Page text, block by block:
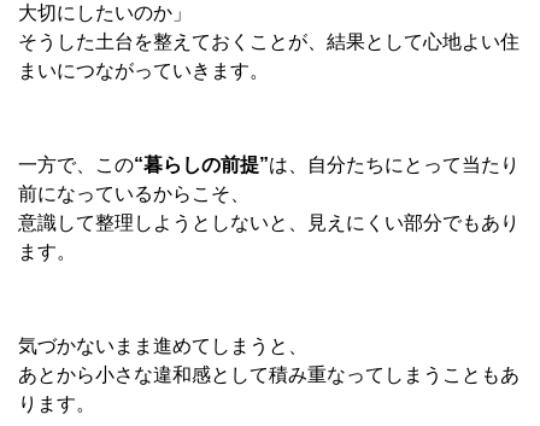
大切にしたいのか」
そうした土台を整えておくことが、結果として心地よい住
まいにつながっていきます。
一方で、この“暮らしの前提”は、自分たちにとって当たり
前になっているからこそ、
意識して整理しようとしないと、見えにくい部分でもあり
ます。
気づかないまま進めてしまうと、
あとから小さな違和感として積み重なってしまうこともあ
ります。